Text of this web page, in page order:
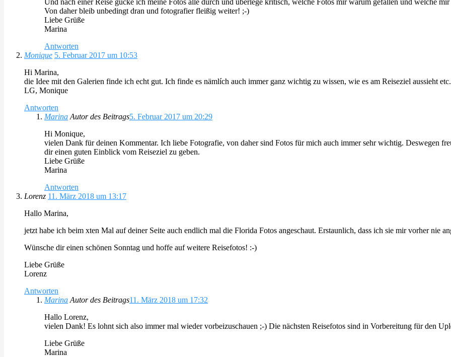
Von daher bleib unbedingt dran und fotografier fleißig weiter! ;-)
Liebe Grüße
Marina
Antworten
Monique 5. Februar 2017 um 10:53
Hi Marina,
die Idee mit den Galerien finde ich echt gut. Ich finde es nämlích auch immer ganz wichtig zu wissen, wie es am Reiseziel aussieht
LG, Monique
Antworten
Marina Autor des Beitrags5. Februar 2017 um 20:29
Hi Monique,
vielen Dank für deinen Kommentar. Ich liebe Fotografie, von daher sind Fotos für mich auch immer sehr wichtig. Deswegen
dir einen guten Einblick vom Reiseziel zu geben.
Liebe Grüße
Marina
Antworten
Lorenz 11. März 2018 um 13:17
Hallo Marina,
jetzt habe ich beim xten Mal auf deiner Seite auch endlich mal die Florida Fotos angeschaut. Erstaunlich, dass ich sie mir vorher nie
Wünsche dir einen schönen Sonntag und hoffe auf weitere Reisefotos! :-)
Liebe Grüße
Lorenz
Antworten
Marina Autor des Beitrags11. März 2018 um 17:32
Hallo Lorenz,
vielen Dank! Es lohnt sich also immer mal wieder vorbeizuschauen ;-) Die nächsten Reisefotos sind in Vorbereitung für den
Liebe Grüße
Marina